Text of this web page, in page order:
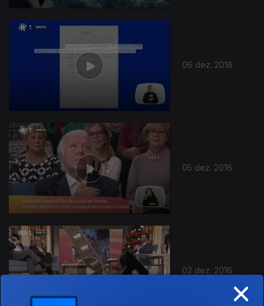
06 dez. 2016
05 dez. 2016
02 dez. 2016
×